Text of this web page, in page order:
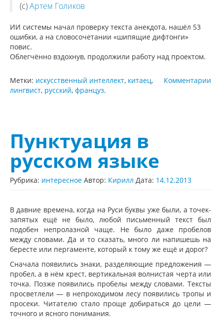
(c)Артем Голиков
ИИ системы начал проверку текста анекдота, нашёл 53
ошибки, а на словосочетании «шипящие дифтонги»
повис.
Облегчённо вздохнув, продолжили работу над проектом.
Комментарии
Метки: искусственный интеллект, китаец,
лингвист, русский, француз.
Пунктуация в
русском языке
Рубрика: интересное Автор: Кирилл Дата: 14.12.2013
В давние времена, когда на Руси буквы уже были, а точек-
запятых ещё не было, любой письменный текст был
подобен непролазной чаще. Не было даже пробелов
между словами. Да и то сказать, много ли напишешь на
бересте или пергаменте, который к тому же ещё и дорог?
Сначала появились знаки, разделяющие предложения —
пробел, а в нём крест, вертикальная волнистая черта или
точка. Позже появились пробелы между словами. Тексты
просветлели — в непроходимом лесу появились тропы и
просеки. Читателю стало проще добираться до цели —
точного и ясного понимания.